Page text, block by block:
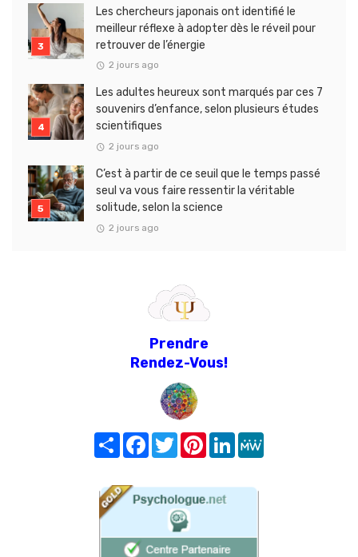
Les chercheurs japonais ont identifié le
meilleur réflexe à adopter dès le réveil pour
retrouver de l’énergie
2 jours ago
Les adultes heureux sont marqués par ces 7
souvenirs d’enfance, selon plusieurs études
scientifiques
2 jours ago
C’est à partir de ce seuil que le temps passé
seul va vous faire ressentir la véritable
solitude, selon la science
2 jours ago
Prendre
Rendez-Vous!
Share FacebookTwitterPinterest
LinkedIn